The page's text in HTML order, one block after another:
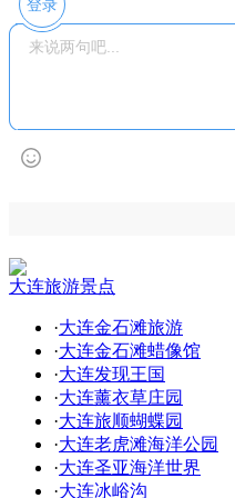
登录
大连旅游景点
·大连金石滩旅游
·大连金石滩蜡像馆
·大连发现王国
·大连薰衣草庄园
·大连旅顺蝴蝶园
·大连老虎滩海洋公园
·大连圣亚海洋世界
·大连冰峪沟